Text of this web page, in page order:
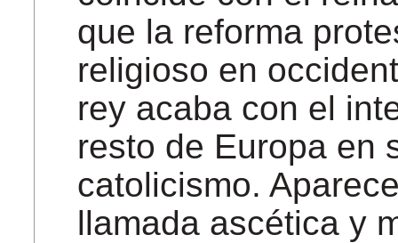
que la reforma
religioso en
rey acaba con el
resto de Europa en
catolicismo.
llamada ascética y